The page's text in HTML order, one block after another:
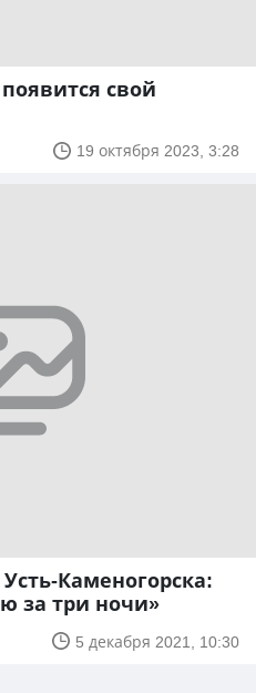
свой
19 октября 2023, 3:28
Каменогорска:
за три ночи»
5 декабря 2021, 10:30